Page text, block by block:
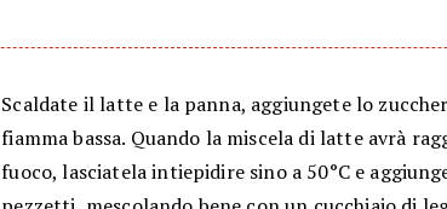
Scaldate il latte e la panna, aggiungete lo
fiamma bassa. Quando la miscela di latte avrà
fuoco, lasciatela intiepidire sino a 50°C e